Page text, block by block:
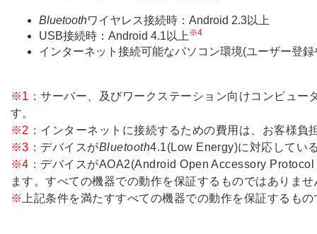
Bluetoothワイヤレス接続時：Android 2.3以上
USB接続時：Android 4.1以上※4
インターネット接続可能なパソコン環境(ユーザー登
※1：サーバー、及びワークステーション向けコンピュー
す。
※2： インターネットに接続するための費用は、お客様負
※3： デバイスがBluetooth4.1(Low Energy)に対応してい
※4： デバイスがAOA2(Android Open Accessory
ます。すべての機器での動作を保証するものではありませ
※上記条件を満たすすべての機器での動作を保証するも